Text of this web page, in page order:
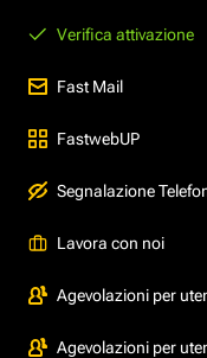
Verifica attivazione
Fast Mail
FastwebUP
Segnalazione
Lavora con noi
Agevolazioni per
Agevolazioni per